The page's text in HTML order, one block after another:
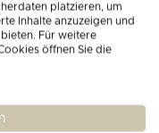
platzieren, um
Inhalte anzuzeigen und
Für weitere
öffnen Sie die